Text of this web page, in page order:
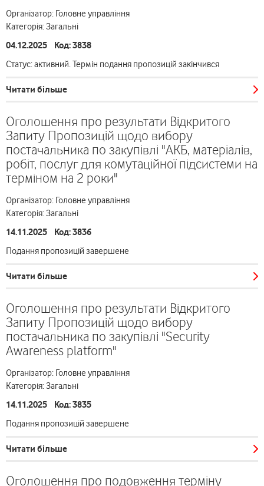
Організатор: Головне управління
Категорія: Загальні
04.12.2025 Код: 3838
Статус: активний. Термін подання пропозицій закінчився
Читати більше
Оголошення про результати Відкритого
Запиту Пропозицій щодо вибору
постачальника по закупівлі "АКБ, матеріалів,
робіт, послуг для комутаційної підсистеми на
терміном на 2 роки"
Організатор: Головне управління
Категорія: Загальні
14.11.2025 Код: 3836
Подання пропозицій завершене
Читати більше
Оголошення про результати Відкритого
Запиту Пропозицій щодо вибору
постачальника по закупівлі "Security
Awareness platform"
Організатор: Головне управління
Категорія: Загальні
14.11.2025 Код: 3835
Подання пропозицій завершене
Читати більше
Оголошення про подовження терміну